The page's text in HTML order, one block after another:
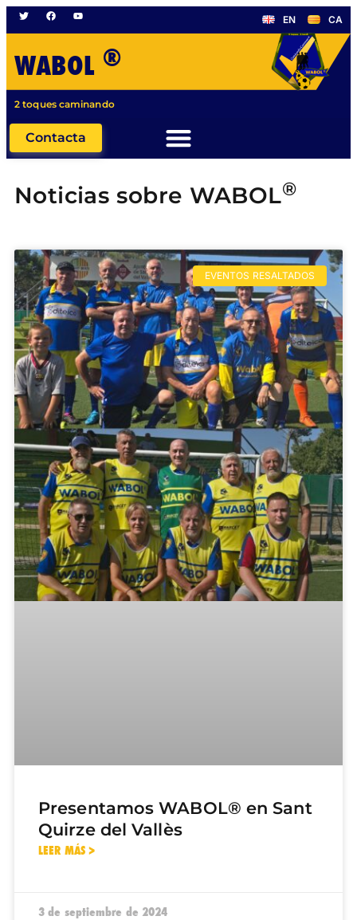
EN CA
WABOL ®
2 toques caminando
Contacta
Noticias sobre WABOL®
EVENTOS RESALTADOS
Presentamos WABOL® en Sant
Quirze del Vallès
LEER MÁS >
3 de septiembre de 2024